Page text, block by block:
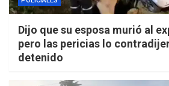
Dijo que su esposa murió al
pero las pericias lo
detenido